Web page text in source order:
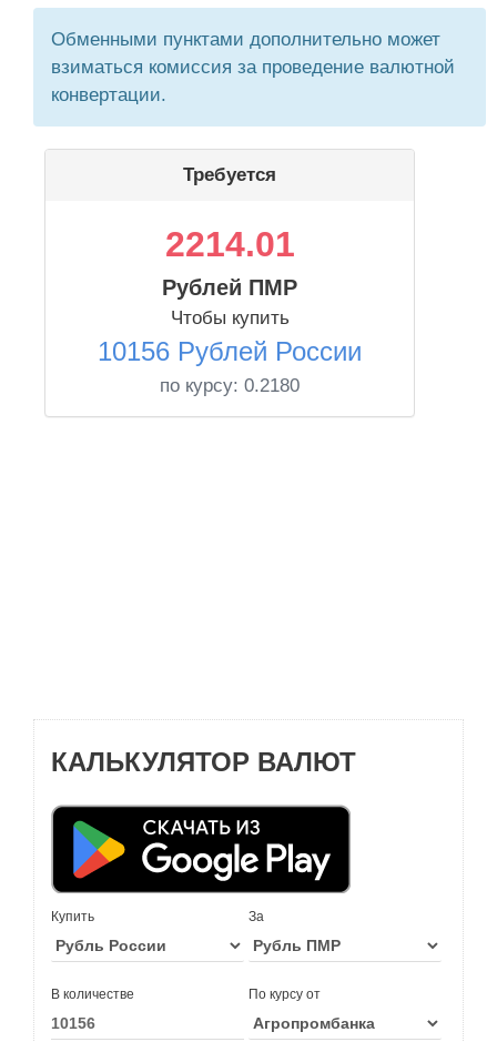
Обменными пунктами дополнительно может
взиматься комиссия за проведение валютной
конвертации.
Требуется
2214.01
Рублей ПМР
Чтобы купить
10156 Рублей России
по курсу: 0.2180
КАЛЬКУЛЯТОР ВАЛЮТ
Купить За
В количестве По курсу от